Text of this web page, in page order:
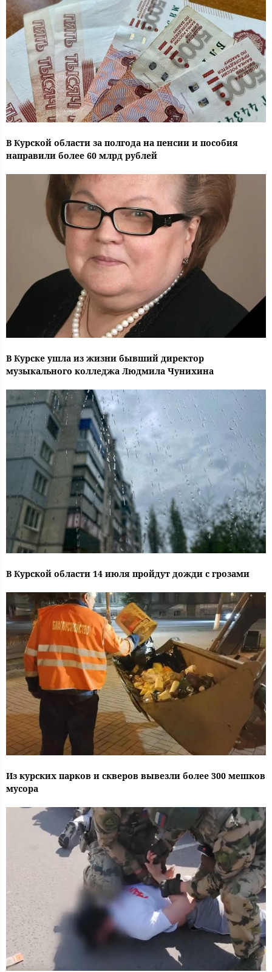
В Курской области за полгода на пенсии и пособия
направили более 60 млрд рублей
В Курске ушла из жизни бывший директор
музыкального колледжа Людмила Чунихина
В Курской области 14 июля пройдут дожди с грозами
Из курских парков и скверов вывезли более 300 мешков
мусора